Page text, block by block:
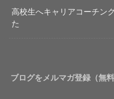
高校生へキャリアコーチン
た
ブログをメルマガ登録（無料